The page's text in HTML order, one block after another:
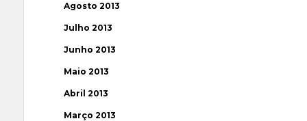
Agosto 2013
Julho 2013
Junho 2013
Maio 2013
Abril 2013
Março 2013